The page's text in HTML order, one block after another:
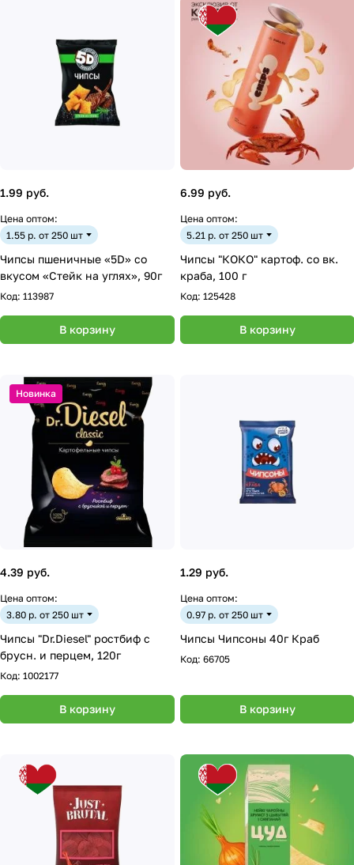
1.99 руб.
Цена оптом:
1.55 р. от 250 шт
Чипсы пшеничные «5D» со
вкусом «Стейк на углях», 90г
Код: 113987
В корзину
6.99 руб.
Цена оптом:
5.21 р. от 250 шт
Чипсы "КОКО" картоф. со вк.
краба, 100 г
Код: 125428
В корзину
Новинка
4.39 руб.
Цена оптом:
3.80 р. от 250 шт
Чипсы "Dr.Diesel" ростбиф с
брусн. и перцем, 120г
Код: 1002177
В корзину
1.29 руб.
Цена оптом:
0.97 р. от 250 шт
Чипсы Чипсоны 40г Краб
Код: 66705
В корзину